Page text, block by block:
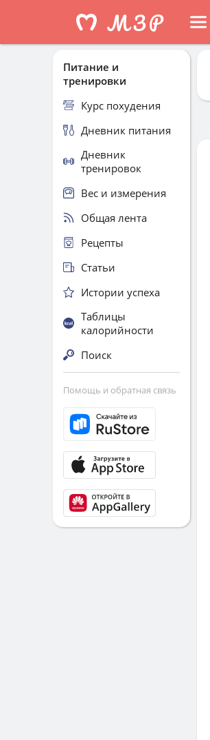
Питание и
тренировки
Курс похудения
Дневник питания
Дневник
тренировок
Вес и измерения
Общая лента
Рецепты
Статьи
Истории успеха
Таблицы
калорийности
Поиск
Помощь и обратная связь